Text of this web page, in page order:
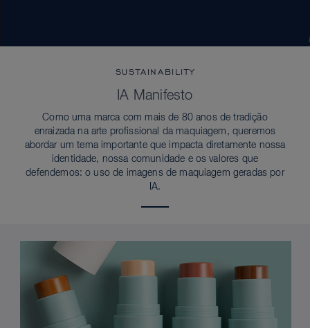
SUSTAINABILITY
IA Manifesto
Como uma marca com mais de 80 anos de tradição
enraizada na arte profissional da maquiagem, queremos
abordar um tema importante que impacta diretamente nossa
identidade, nossa comunidade e os valores que
defendemos: o uso de imagens de maquiagem geradas por
IA.